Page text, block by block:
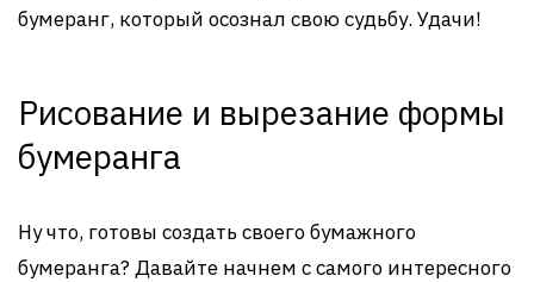
бумеранг, который осознал свою судьбу. Удачи!
Рисование и вырезание формы
бумеранга
Ну что, готовы создать своего бумажного
бумеранга? Давайте начнем с самого интересного